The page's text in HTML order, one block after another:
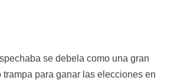
se debela como una gran
para ganar las elecciones en